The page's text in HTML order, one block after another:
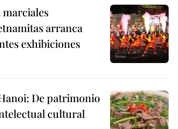
marciales
arranca
exhibiciones
De patrimonio
cultural